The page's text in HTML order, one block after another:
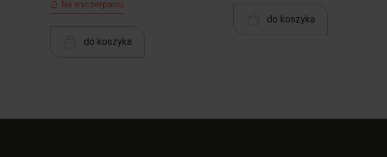
Na wyczerpaniu
do koszyka
do koszyka